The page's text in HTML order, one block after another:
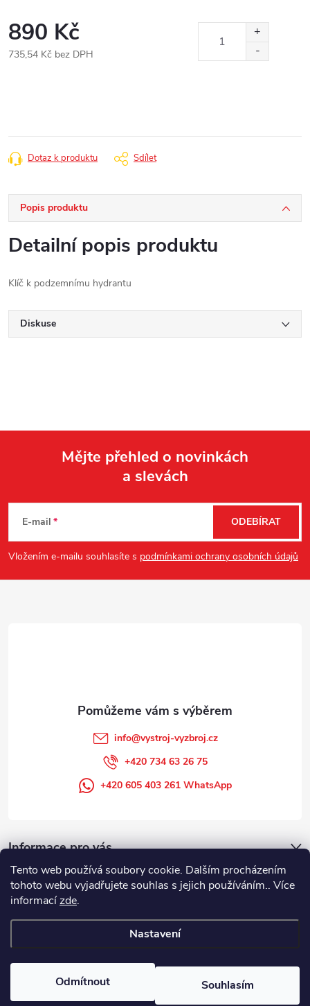
Tento web používá soubory cookie. Dalším procházením
tohoto webu vyjadřujete souhlas s jejich používáním.. Více
informacízde.
Nastavení
Odmítnout Souhlasím
890 Kč
735,54 Kč bez DPH
Dotaz k produktu Sdílet
Popis produktu
Detailní popis produktu
Klíč k podzemnímu hydrantu
Diskuse
p
a
Mějte přehled o novinkách
a slevách
E-mail
Vložením e-mailu souhlasíte s podmínkami ochrany osobních údajů
ODEBÍRAT
Informace pro vás
info@vystroj-vyzbroj.cz
+420 734 63 26 75
+420 605 403 261 WhatsApp
Copyright 2026
. Všechna práva vyhrazena.